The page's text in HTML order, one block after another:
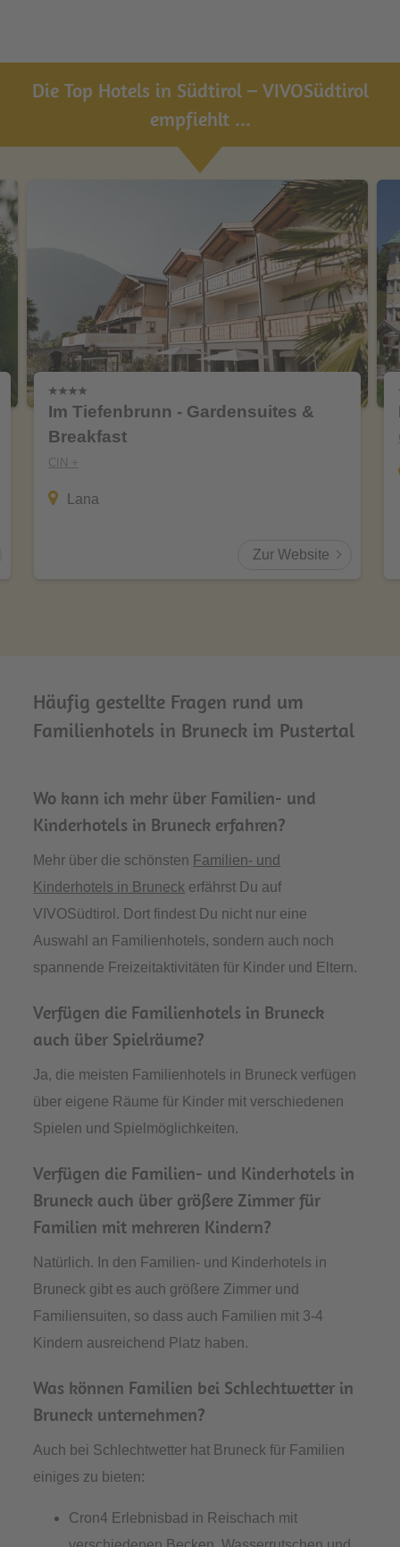
Die Top Hotels in Südtirol – VIVOSüdtirol
empfiehlt ...
Im Tiefenbrunn - Gardensuites &
Breakfast
CIN +
Lana
Zur Website
Häufig gestellte Fragen rund um
Familienhotels in Bruneck im Pustertal
Wo kann ich mehr über Familien- und
Kinderhotels in Bruneck erfahren?
Mehr über die schönsten Familien- und
Kinderhotels in Bruneck erfährst Du auf
VIVOSüdtirol. Dort findest Du nicht nur eine
Auswahl an Familienhotels, sondern auch noch
spannende Freizeitaktivitäten für Kinder und Eltern.
Verfügen die Familienhotels in Bruneck
auch über Spielräume?
Ja, die meisten Familienhotels in Bruneck verfügen
über eigene Räume für Kinder mit verschiedenen
Spielen und Spielmöglichkeiten.
Verfügen die Familien- und Kinderhotels in
Bruneck auch über größere Zimmer für
Familien mit mehreren Kindern?
Natürlich. In den Familien- und Kinderhotels in
Bruneck gibt es auch größere Zimmer und
Familiensuiten, so dass auch Familien mit 3-4
Kindern ausreichend Platz haben.
Was können Familien bei Schlechtwetter in
Bruneck unternehmen?
Auch bei Schlechtwetter hat Bruneck für Familien
einiges zu bieten:
Cron4 Erlebnisbad in Reischach mit